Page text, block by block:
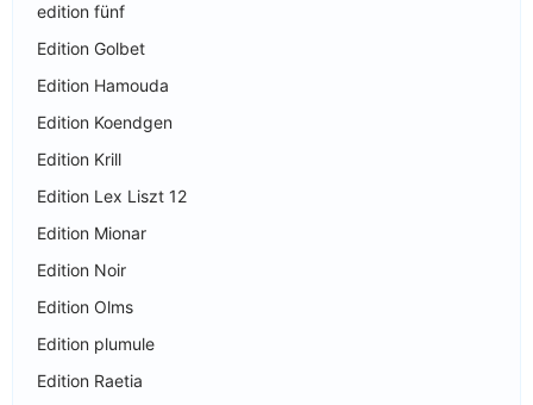
edition fünf
Edition Golbet
Edition Hamouda
Edition Koendgen
Edition Krill
Edition Lex Liszt 12
Edition Mionar
Edition Noir
Edition Olms
Edition plumule
Edition Raetia